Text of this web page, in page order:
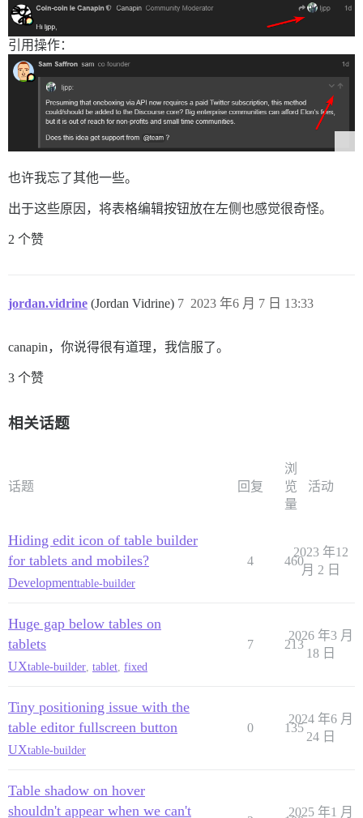
引用操作：
也许我忘了其他一些。
出于这些原因，将表格编辑按钮放在左侧也感觉很奇怪。
2 个赞
jordan.vidrine (Jordan Vidrine) 2023 年6 月 7 日 13:33
7
canapin，你说得很有道理，我信服了。
3 个赞
相关话题
话题 回复
浏
览
量
活动
Hiding edit icon of table builder
for tablets and mobiles?
Developmenttable-builder
4 460
2023 年12
月 2 日
Huge gap below tables on
tablets
UXtable-builder tablet fixed
7 213
2026 年3 月
18 日
Tiny positioning issue with the
table editor fullscreen button
UXtable-builder
0 135
2024 年6 月
24 日
Table shadow on hover
shouldn't appear when we can't
2025 年1 月